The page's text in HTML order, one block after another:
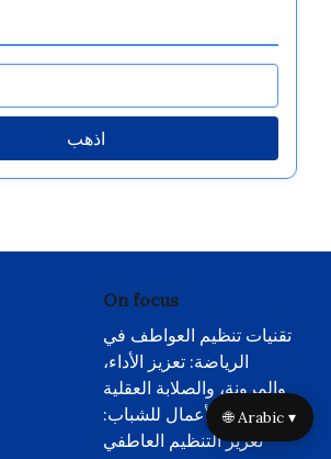
اذهب
On focus
تقنيات تنظيم العواطف في
الرياضة: تعزيز الأداء،
والمرونة، والصلابة العقلية
دعم ريادة الأعمال للشباب:
تعزيز التنظيم العاطفي
🌐 Arabic ▾